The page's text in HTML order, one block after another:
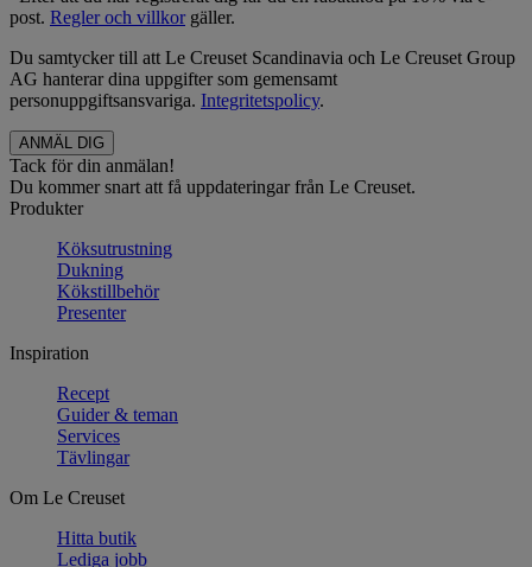
post. Regler och villkorgäller.
Du samtycker till att Le Creuset Scandinavia och Le Creuset Group
AG hanterar dina uppgifter som gemensamt
personuppgiftsansvariga. Integritetspolicy.
Tack för din anmälan!
Du kommer snart att få uppdateringar från Le Creuset.
Produkter
Köksutrustning
Dukning
Kökstillbehör
Presenter
Inspiration
Recept
Guider & teman
Services
Tävlingar
Om Le Creuset
Hitta butik
Lediga jobb